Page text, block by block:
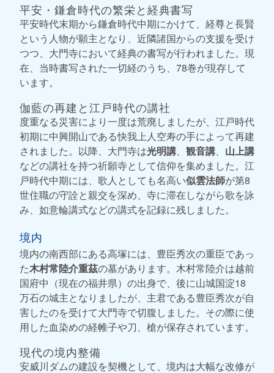
平安・鎌倉時代の繁栄と経典書写
平安時代末期から鎌倉時代中期にかけて、経尊と長賢
という人物が願主となり、近隣諸国からの支援を受け
つつ、大門寺において経典の書写が行われました。現
在、当時書写された一切経のうち、78巻が現存して
います。
伽藍の再建と江戸時代の講社
度重なる災害により一度は荒廃しましたが、江戸時代
初期に中興開山である快我上人空寿の手によって再建
されました。以降、大門寺は光明講、 観音講、 山上講
などの講社を持つ祈願寺として信仰を集めました。江
戸時代中期には、歌人としても名高い似雲法師が第8
世住職の守詮と親交を深め、寺に滞在しながら歌を詠
み、如意輪講式などの講式を記録に残しました。
境内
境内の南西部にある高塚には、豊臣秀次の重臣であっ
た木村常陸介重茲の墓があります。木村常陸介は越前
国府中（現在の福井県）の出身で、後に山城国淀18
万石の城主となりましたが、主君である豊臣秀次が自
害したのを受けて大門寺で切腹しました。その際に使
用した血染めの経帷子や刀、槍が保存されています。
現代の境内整備
安威川ダムの建設を契機として、境内は大幅な改修が